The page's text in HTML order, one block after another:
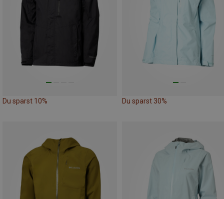
Du sparst 10% Du sparst 30%